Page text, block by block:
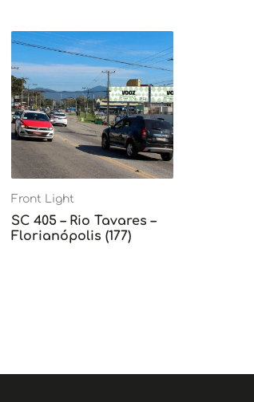
Front Light
SC 405 – Rio Tavares –
Florianópolis (177)